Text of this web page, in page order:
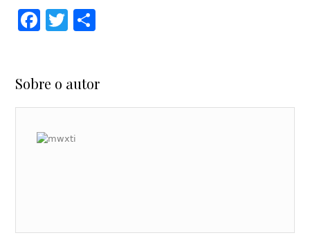
Facebook
Twitter
Sobre o autor